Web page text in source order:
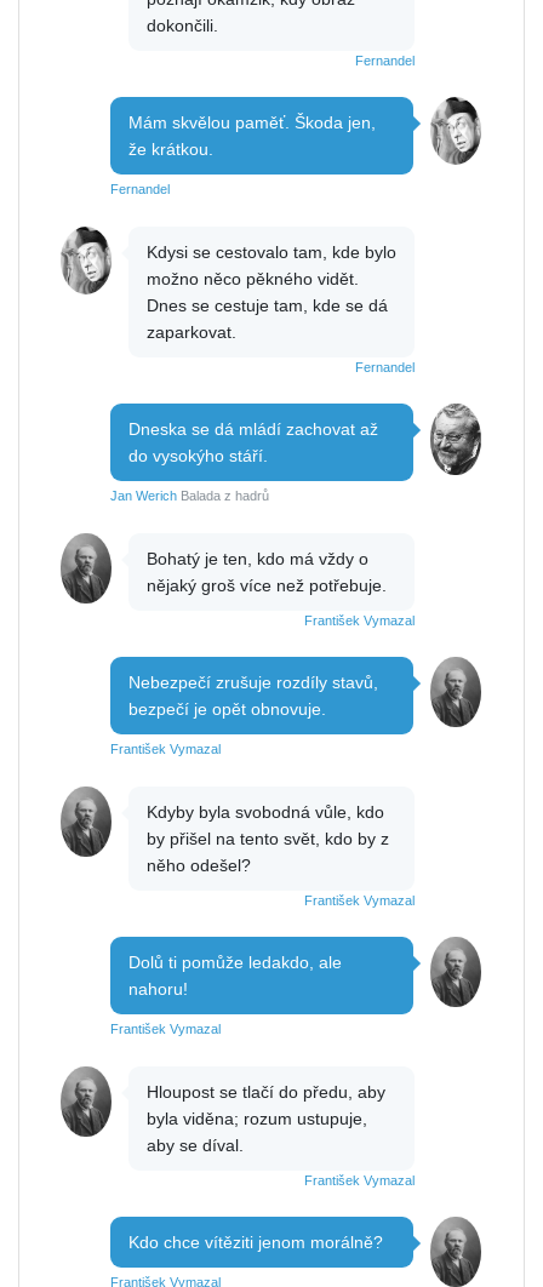
dokončili.
Fernandel
Mám skvělou paměť. Škoda jen,
že krátkou.
Fernandel
Kdysi se cestovalo tam, kde bylo
možno něco pěkného vidět.
Dnes se cestuje tam, kde se dá
zaparkovat.
Fernandel
Dneska se dá mládí zachovat až
do vysokýho stáří.
Jan Werich Balada z hadrů
Bohatý je ten, kdo má vždy o
nějaký groš více než potřebuje.
František Vymazal
Nebezpečí zrušuje rozdíly stavů,
bezpečí je opět obnovuje.
František Vymazal
Kdyby byla svobodná vůle, kdo
by přišel na tento svět, kdo by z
něho odešel?
František Vymazal
Dolů ti pomůže ledakdo, ale
nahoru!
František Vymazal
Hloupost se tlačí do předu, aby
byla viděna; rozum ustupuje,
aby se díval.
František Vymazal
Kdo chce vítěziti jenom morálně?
František Vymazal